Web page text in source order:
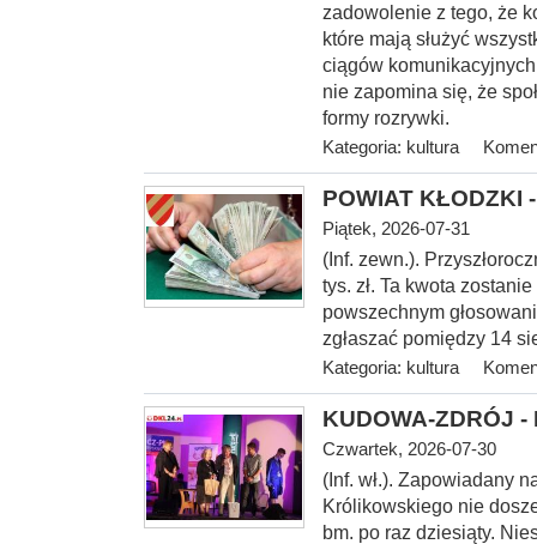
zadowolenie z tego, że
które mają służyć
ciągów
nie zapomina się, że
formy rozrywki.
Kategoria: kultura
POWIAT KŁODZKI
Piątek, 2026-07-31
(Inf. zewn.).
tys. zł. Ta kwota
powszechnym
zgłaszać pomiędzy 14
Kategoria: kultura
KUDOWA-ZDRÓJ
Czwartek, 2026-07-30
(Inf. wł.). Zapowiadany
Królikowskiego nie
bm. po raz dziesiąty.